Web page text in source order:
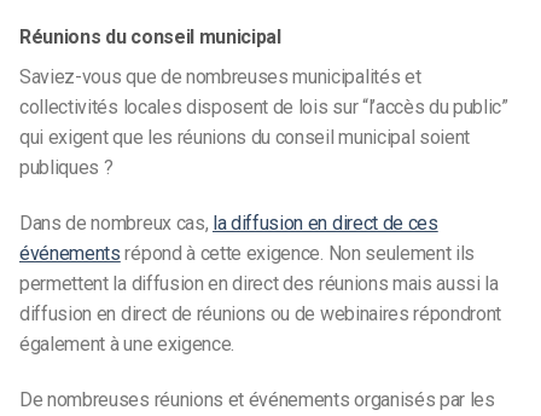
Réunions du conseil municipal
Saviez-vous que de nombreuses municipalités et
collectivités locales disposent de lois sur “l’accès du public”
qui exigent que les réunions du conseil municipal soient
publiques ?
Dans de nombreux cas, la diffusion en direct de ces
événements répond à cette exigence. Non seulement ils
permettent la diffusion en direct des réunions mais aussi la
diffusion en direct de réunions ou de webinaires répondront
également à une exigence.
De nombreuses réunions et événements organisés par les